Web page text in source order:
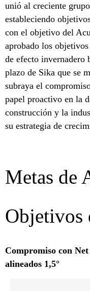
unió al creciente
estableciendo
con el objetivo del
aprobado los
de efecto invernadero
plazo de Sika que se
subraya el
papel proactivo en la
construcción y la
su estrategia de
Metas de
Objetivos
Compromiso con
alineados 1,5°